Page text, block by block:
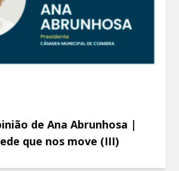
de Ana Abrunhosa |
que nos move (III)